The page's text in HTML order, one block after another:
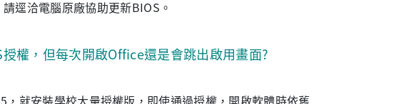
逕洽電腦原廠協助更新BIOS。
權，但每次開啟Office還是會跳出啟用畫面?
就安裝學校大量授權版，即使通過授權，開啟軟體時依舊